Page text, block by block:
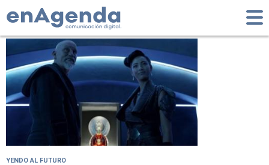
Tag: Caja Fuerte
YENDO AL FUTURO